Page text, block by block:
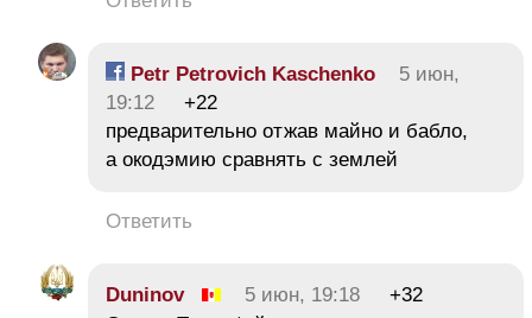
Petr Petrovich Kaschenko
5 июн,
19:12
+22
предварительно отжав майно и бабло,
а окодэмию сравнять с землей
Ответить
Duninov 5 июн, 19:18
+32